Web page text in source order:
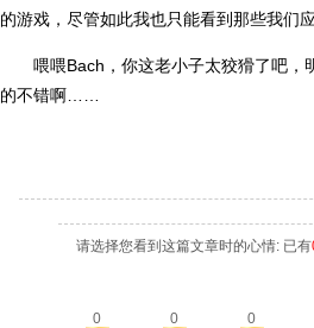
的游戏，尽管如此我也只能看到那些我们
喂喂Bach，你这老小子太狡猾了吧，
的不错啊……
请选择您看到这篇文章时的心情: 已有
0 0 0